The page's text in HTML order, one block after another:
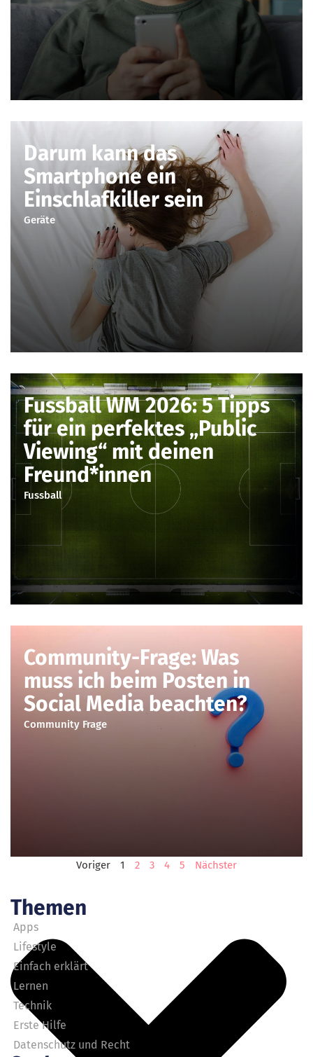
Darum kann das
Smartphone ein
Einschlafkiller sein
Geräte
Fussball WM 2026: 5 Tipps
für ein perfektes „Public
Viewing“ mit deinen
Freund*innen
Fussball
Community-Frage: Was
muss ich beim Posten in
Social Media beachten?
Community Frage
Voriger 1 2 3 4 5 Nächster
Themen
Apps
Lifestyle
Einfach erklärt
Lernen
Technik
Erste Hilfe
Datenschutz und Recht